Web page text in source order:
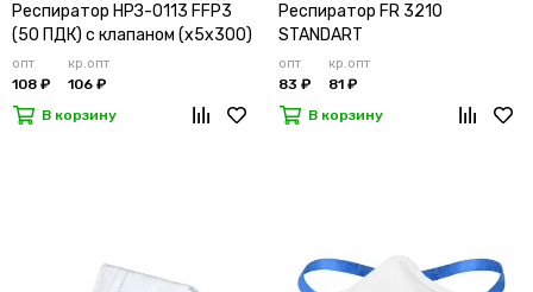
Респиратор НРЗ-0113 FFP3
(50 ПДК) с клапаном (х5х300)
опт
108 ₽
кр.опт
106 ₽
В корзину
Респиратор FR 3210
STANDART
опт
83 ₽
кр.опт
81 ₽
В корзину